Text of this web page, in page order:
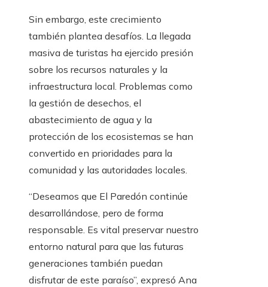
Sin embargo, este crecimiento
también plantea desafíos. La llegada
masiva de turistas ha ejercido presión
sobre los recursos naturales y la
infraestructura local. Problemas como
la gestión de desechos, el
abastecimiento de agua y la
protección de los ecosistemas se han
convertido en prioridades para la
comunidad y las autoridades locales.
“Deseamos que El Paredón continúe
desarrollándose, pero de forma
responsable. Es vital preservar nuestro
entorno natural para que las futuras
generaciones también puedan
disfrutar de este paraíso”, expresó Ana